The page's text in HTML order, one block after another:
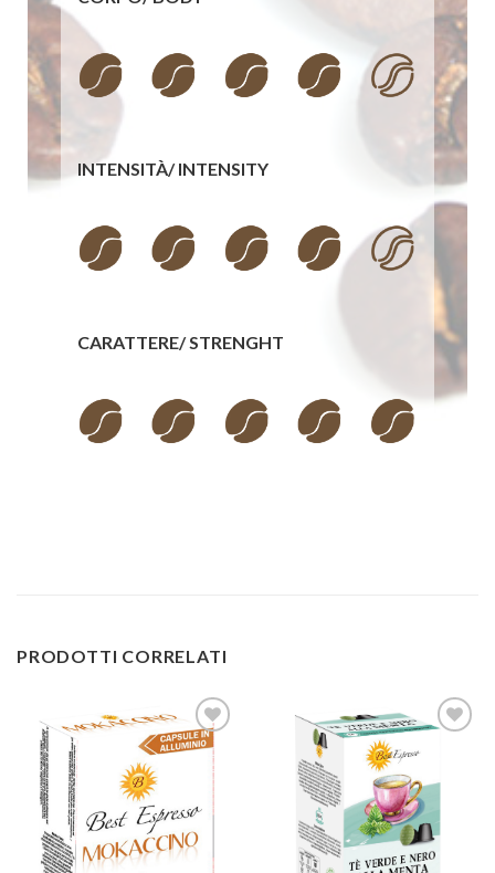
INTENSITÀ/INTENSITY
CARATTERE/STRENGHT
PRODOTTI CORRELATI
Aggiungi
dei
Aggiungi
alla lista
desideri